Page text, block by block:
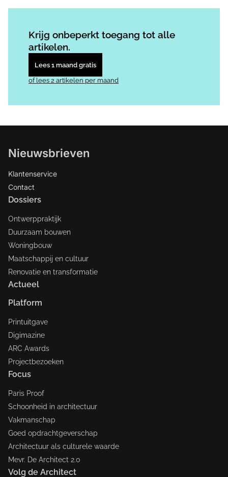
Krijg onbeperkt toegang tot alle
artikelen.
Lees 1 maand gratis
of lees 2 artikelen per maand
Nieuwsbrieven
Klantenservice
Contact
Dossiers
Ontwerppraktijk
Duurzaam bouwen
Woningbouw
Maatschappij en cultuur
Renovatie en transformatie
Actueel
Platform
Printuitgave
Digimazine
ARC Awards
Projectbezoeken
Focus
Paris Proof
Schoonheid in architectuur
Vakmanschap
Goed opdrachtgeverschap
Architectuur als culturele waarde
Mevr. De Architect 2.0
Volg de Architect